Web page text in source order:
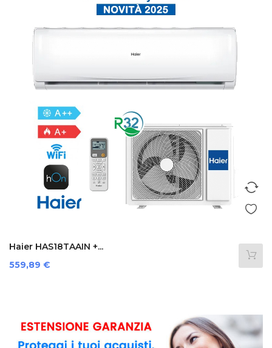
Haier HAS18TAAIN +...
Prezzo
559,89 €